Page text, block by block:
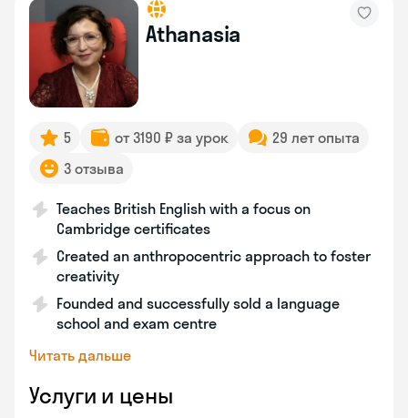
Athanasia
5 от 3190 ₽ за урок
29 лет опыта
3 отзыва
Teaches British English with a focus on
Cambridge certificates
Created an anthropocentric approach to foster
creativity
Founded and successfully sold a language
school and exam centre
Читать дальше
Услуги и цены